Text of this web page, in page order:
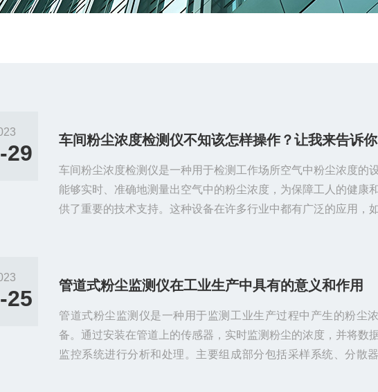
29
车间粉尘浓度检测仪不知该怎样操作？让我来告诉你
车间粉尘浓度检测仪是一种用于检测工作场所空气中粉尘浓度的
能够实时、准确地测量出空气中的粉尘浓度，为保障工人的健康
供了重要的技术支持。这种设备在许多行业中都有广泛的应用，
来确定粉尘的浓度。这两种方法都能够实现对粉尘浓度的准确测
25
管道式粉尘监测仪在工业生产中具有的意义和作用
管道式粉尘监测仪是一种用于监测工业生产过程中产生的粉尘
备。通过安装在管道上的传感器，实时监测粉尘的浓度，并将数
监控系统进行分析和处理。主要组成部分包括采样系统、分散